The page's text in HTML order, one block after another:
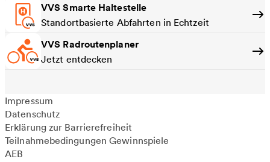
VVS Smarte Haltestelle
Standortbasierte Abfahrten in Echtzeit
VVS Radroutenplaner
Jetzt entdecken
Impressum
Datenschutz
Erklärung zur Barrierefreiheit
Teilnahmebedingungen Gewinnspiele
AEB